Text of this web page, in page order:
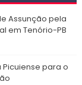
Assunção pela
em Tenório-PB
para o